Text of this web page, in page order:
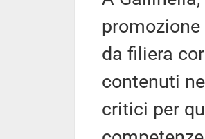
da filiera
contenuti
critici per